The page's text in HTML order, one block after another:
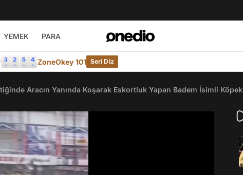
YEMEK PARA
ZoneOkey 101 Seri Diz
Aracın Yanında Koşarak Eskortluk Yapan Badem İsimli Köpek